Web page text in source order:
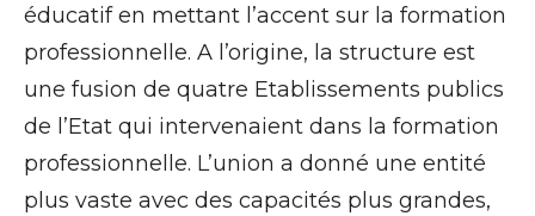
éducatif en mettant l’accent sur la formation
professionnelle. A l’origine, la structure est
une fusion de quatre Etablissements publics
de l’Etat qui intervenaient dans la formation
professionnelle. L’union a donné une entité
plus vaste avec des capacités plus grandes,